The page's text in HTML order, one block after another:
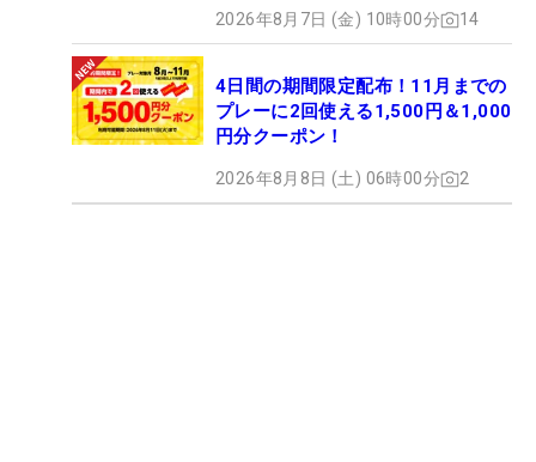
2026年8月7日 (金) 10時00分 14
4日間の期間限定配布！11月までの
プレーに2回使える1,500円＆1,000
円分クーポン！
2026年8月8日 (土) 06時00分 2